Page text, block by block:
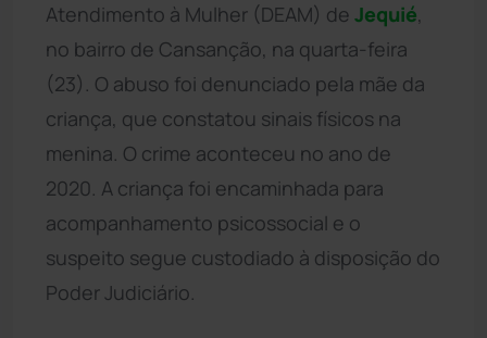
Atendimento à Mulher (DEAM) de Jequié,
no bairro de Cansanção, na quarta-feira
(23). O abuso foi denunciado pela mãe da
criança, que constatou sinais físicos na
menina. O crime aconteceu no ano de
2020. A criança foi encaminhada para
acompanhamento psicossocial e o
suspeito segue custodiado à disposição do
Poder Judiciário.